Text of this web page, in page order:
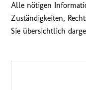
Alle nötigen
Zuständigkeiten,
Sie übersichtlich